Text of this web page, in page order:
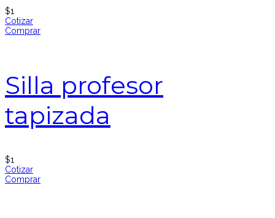
$1
Cotizar
Comprar
Silla profesor
tapizada
$1
Cotizar
Comprar